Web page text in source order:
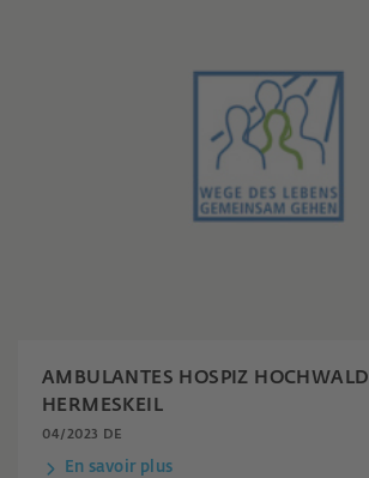
AMBULANTES HOSPIZ HOCHWALD
HERMESKEIL
04/2023 DE
En savoir plus